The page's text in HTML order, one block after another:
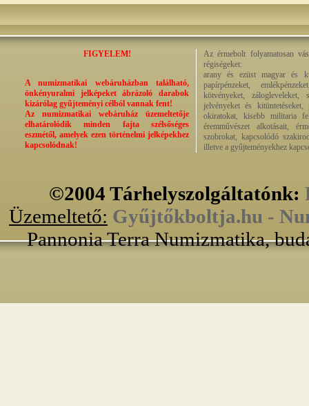
FIGYELEM!
A numizmatikai webáruházban található,
önkényuralmi jelképeket ábrázoló darabok
kizárólag gyűjteményi célból vannak fent!
Az numizmatikai webáruház üzemeltetője
elhatárolódik minden fajta szélsőséges
eszmétől, amelyek ezen történelmi jelképekhez
kapcsolódnak!
Az érmebolt folyamatosan
régiségeket:
arany és ezüst magyar és
papírpénzeket,
kötvényeket,
jelvényeket és kitüntetéseket,
okiratokat, kisebb militaria
éremművészet alkotásait,
szobrokat, kapcsolódó
illetve a gyűjteményekhez
©2004 Tárhelyszolgáltatónk:
Üzemeltető: Gyűjtőkboltja.hu -
Pannonia Terra Numizmatika,